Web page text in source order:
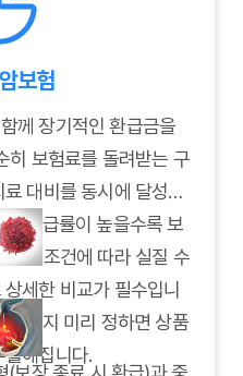
는 데 도움이 됩니다.
보험
께 장기적인 환급금을
히 보험료를 돌려받는 구
대비를 동시에 달성하
환급률이 높을수록 보
나 조건에 따라 실질 수
세한 비교가 필수입니
용할지 미리 정하면 상품
해집니다.